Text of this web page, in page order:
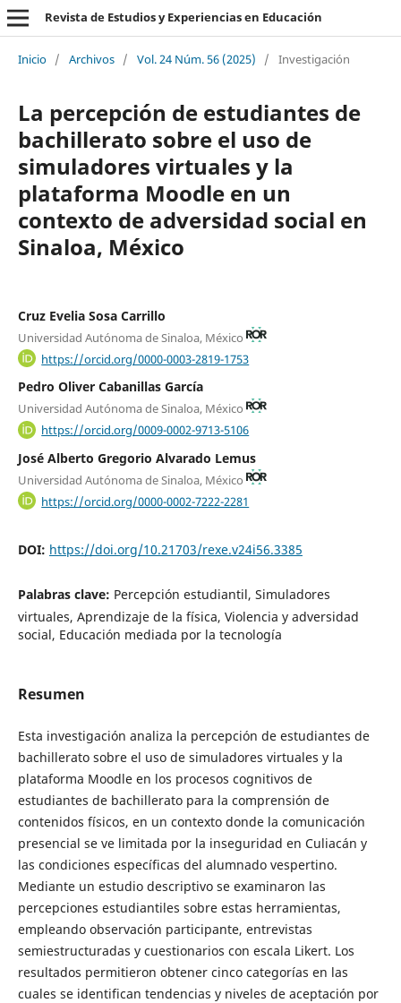
Revista de Estudios y Experiencias en Educación
Inicio / Archivos / Vol. 24 Núm. 56 (2025) / Investigación
La percepción de estudiantes de
bachillerato sobre el uso de
simuladores virtuales y la
plataforma Moodle en un
contexto de adversidad social en
Sinaloa, México
Cruz Evelia Sosa Carrillo
Universidad Autónoma de Sinaloa, México
https://orcid.org/0000-0003-2819-1753
Pedro Oliver Cabanillas García
Universidad Autónoma de Sinaloa, México
https://orcid.org/0009-0002-9713-5106
José Alberto Gregorio Alvarado Lemus
Universidad Autónoma de Sinaloa, México
https://orcid.org/0000-0002-7222-2281
DOI: https://doi.org/10.21703/rexe.v24i56.3385
Palabras clave: Percepción estudiantil, Simuladores
virtuales, Aprendizaje de la física, Violencia y adversidad
social, Educación mediada por la tecnología
Resumen
Esta investigación analiza la percepción de estudiantes de
bachillerato sobre el uso de simuladores virtuales y la
plataforma Moodle en los procesos cognitivos de
estudiantes de bachillerato para la comprensión de
contenidos físicos, en un contexto donde la comunicación
presencial se ve limitada por la inseguridad en Culiacán y
las condiciones específicas del alumnado vespertino.
Mediante un estudio descriptivo se examinaron las
percepciones estudiantiles sobre estas herramientas,
empleando observación participante, entrevistas
semiestructuradas y cuestionarios con escala Likert. Los
resultados permitieron obtener cinco categorías en las
cuales se identifican tendencias y niveles de aceptación por